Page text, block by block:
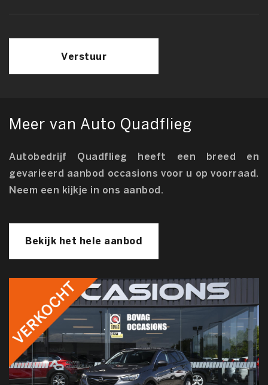
Verstuur
Meer van Auto Quadflieg
Autobedrijf Quadflieg heeft een breed en
gevarieerd aanbod occasions voor u op voorraad.
Neem een kijkje in ons aanbod.
Bekijk het hele aanbod